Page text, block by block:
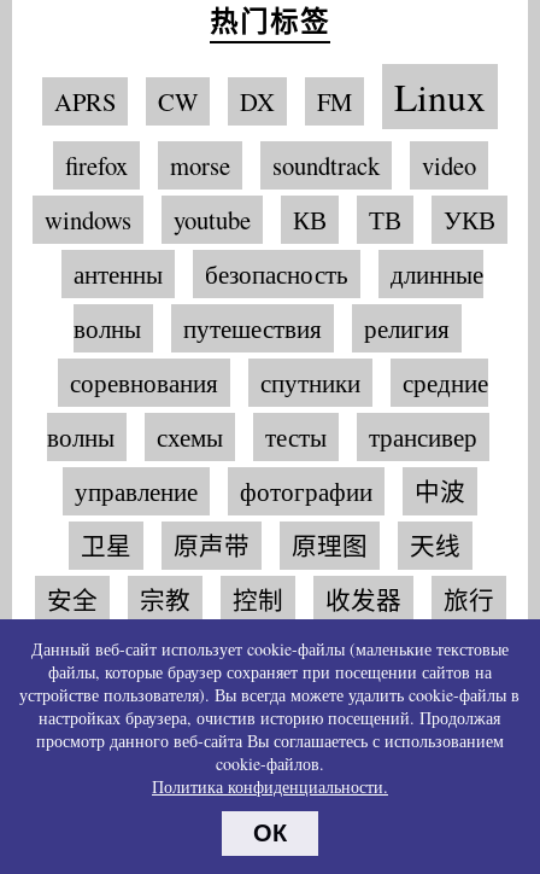
热门标签
APRS CW DX FM Linux
firefox morse soundtrack
video
windows
youtube КВ ТВ
УКВ
антенны
безопасность
длинные
волны
путешествия
религия
соревнования
спутники
средние
волны
схемы тесты
трансивер
управление
фотографии
中波
卫星
原声带 原理图
天线
安全
宗教 控制 收发器
旅行
比赛
测试 甚高频
电视
莫尔斯
视频 长波 高频
随机发布
Данный веб-сайт использует cookie-файлы (маленькие текстовые
файлы, которые браузер сохраняет при посещении сайтов на
устройстве пользователя). Вы всегда можете удалить cookie-файлы в
настройках браузера, очистив историю посещений. Продолжая
просмотр данного веб-сайта Вы соглашаетесь с использованием
cookie-файлов.
Политика конфиденциальности.
ОК